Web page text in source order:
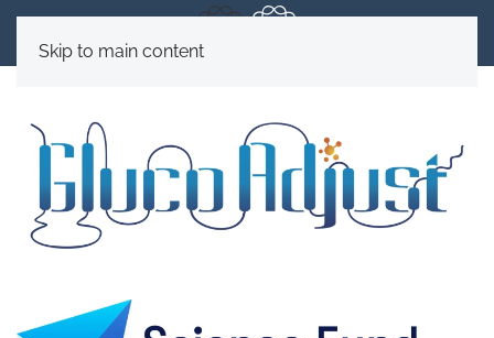
Skip to main content